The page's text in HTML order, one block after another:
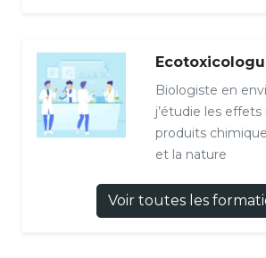
Biologiste en
j’étudie les
produits
et la nature
Voir toutes les